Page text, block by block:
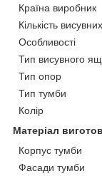
Країна виробник
Кількість
Особливості
Тип висувного
Тип опор
Тип тумби
Колір
Матеріал
Корпус тумби
Фасади тумби